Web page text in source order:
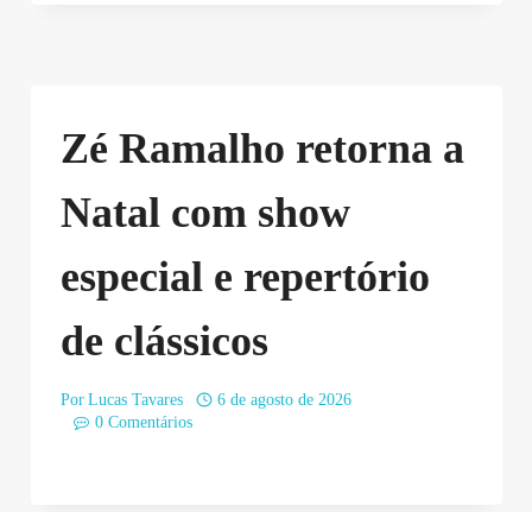
Zé Ramalho retorna a
Natal com show
especial e repertório
de clássicos
Por Lucas Tavares
6 de agosto de 2026
0 Comentários